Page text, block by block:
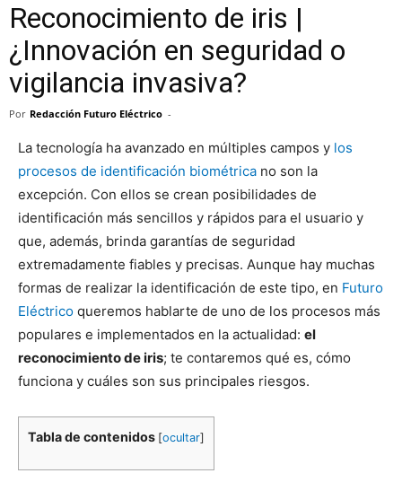
Reconocimiento de iris |
¿Innovación en seguridad o
vigilancia invasiva?
Por Redacción Futuro Eléctrico -
La tecnología ha avanzado en múltiples campos y los
procesos de identificación biométrica no son la
excepción. Con ellos se crean posibilidades de
identificación más sencillos y rápidos para el usuario y
que, además, brinda garantías de seguridad
extremadamente fiables y precisas. Aunque hay muchas
formas de realizar la identificación de este tipo, en Futuro
Eléctrico queremos hablarte de uno de los procesos más
populares e implementados en la actualidad: el
reconocimiento de iris; te contaremos qué es, cómo
funciona y cuáles son sus principales riesgos.
Tabla de contenidos [ocultar]